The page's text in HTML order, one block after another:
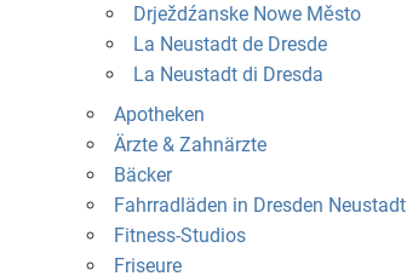
Drježdźanske Nowe Město
La Neustadt de Dresde
La Neustadt di Dresda
Apotheken
Ärzte & Zahnärzte
Bäcker
Fahrradläden in Dresden Neustadt
Fitness-Studios
Friseure